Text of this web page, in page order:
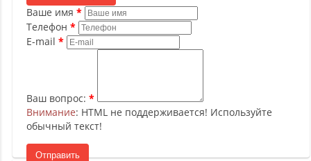
Ваше имя
Телефон
E-mail
Ваш вопрос:
Внимание: HTML не поддерживается! Используйте
обычный текст!
Отправить